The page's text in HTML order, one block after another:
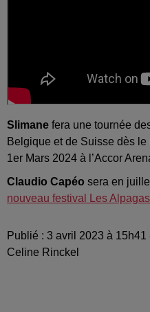
Slimane fera une tournée
Belgique et de Suisse dès
1er Mars 2024 à l’Accor
Claudio Capéo sera en
nouveau festival Les
Publié : 3 avril 2023 à
Celine Rinckel